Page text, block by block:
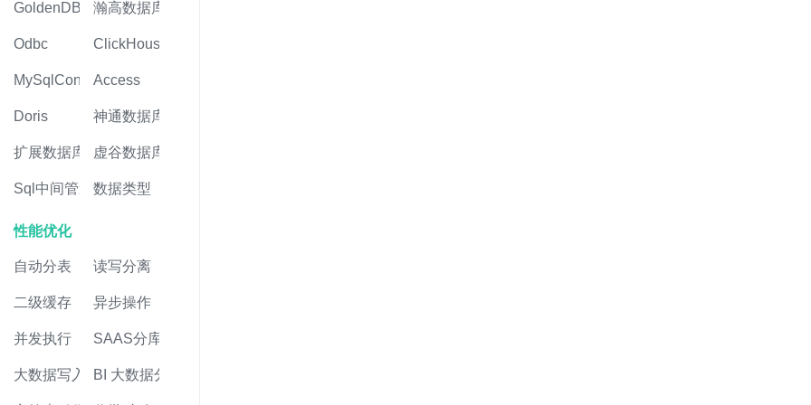
GoldenDB 瀚高数据库
Odbc ClickHouse
MySqlConnector
Access
Doris 神通数据库
扩展数据库 虚谷数据库
Sql中间管道 数据类型
性能优化
自动分表 读写分离
二级缓存 异步操作
并发执行 SAAS分库
大数据写入 BI 大数据分析